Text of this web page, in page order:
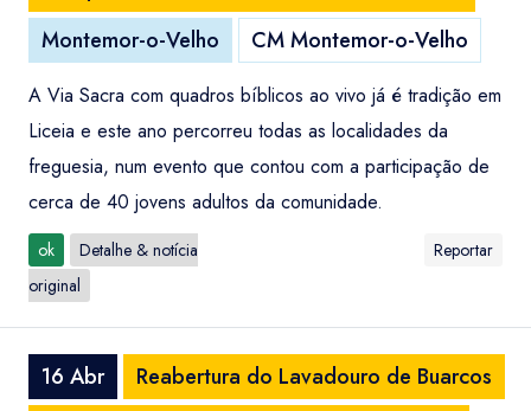
Montemor-o-Velho
CM Montemor-o-Velho
A Via Sacra com quadros bíblicos ao vivo já é tradição em
Liceia e este ano percorreu todas as localidades da
freguesia, num evento que contou com a participação de
cerca de 40 jovens adultos da comunidade.
ok
Detalhe & notícia
original
Reportar
16 Abr
Reabertura do Lavadouro de Buarcos